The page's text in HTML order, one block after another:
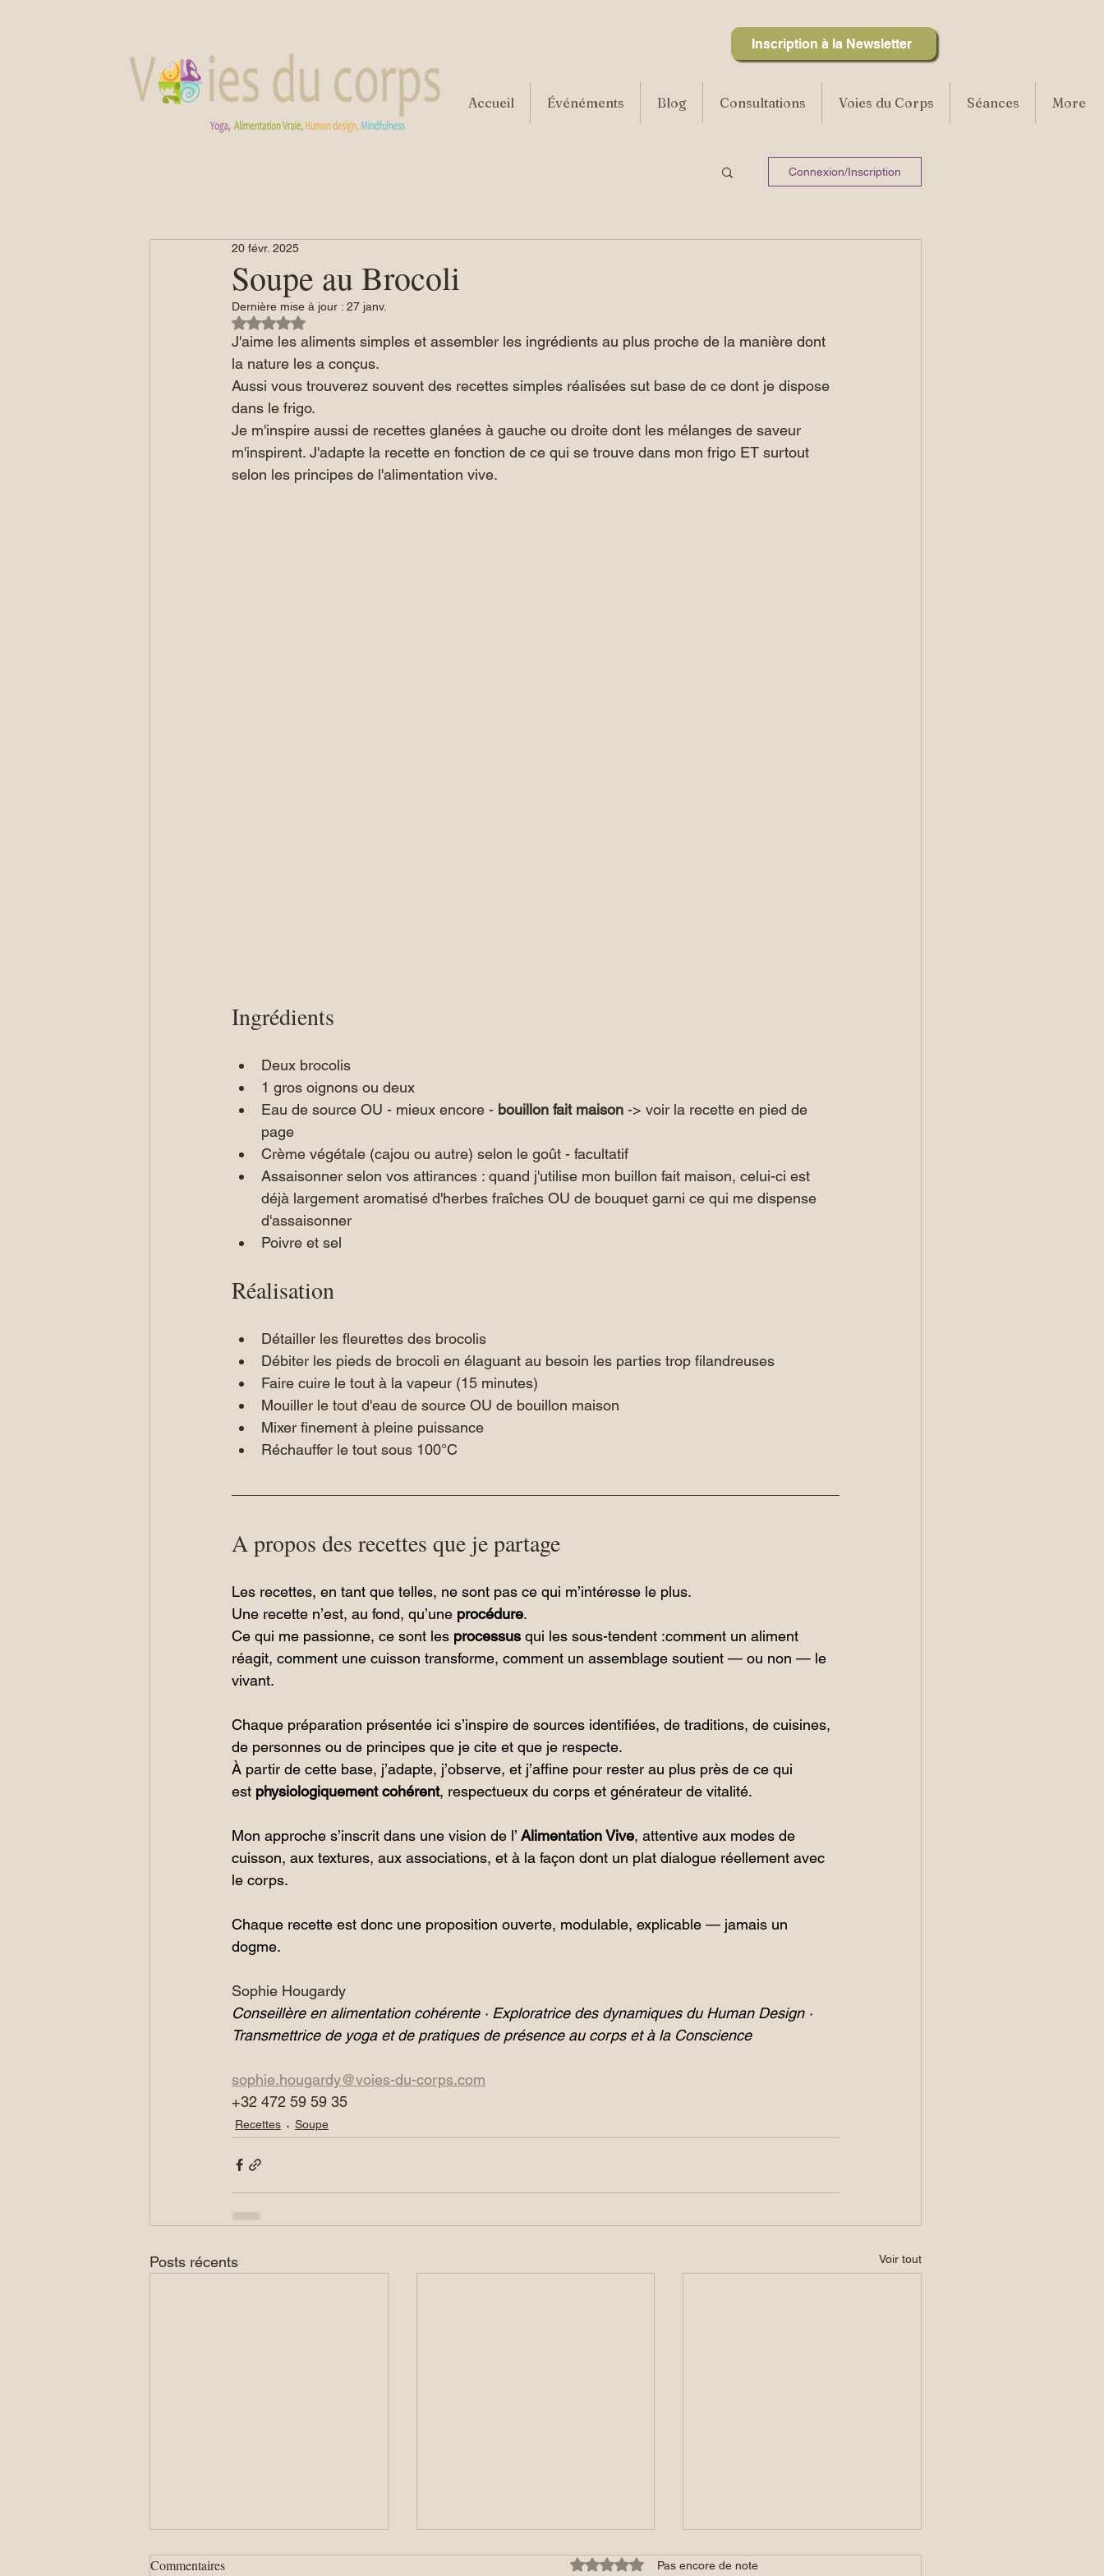
Inscription à la Newsletter
Accueil Événéments Blog Consultations Voies du Corps Séances More
Connexion/Inscription
Soupe au Brocoli
20 févr. 2025
Dernière mise à jour : 27 janv.
Noté NaN étoiles sur 5.
J'aime les aliments simples et assembler les ingrédients au plus proche de la manière dont
la nature les a conçus.
Aussi vous trouverez souvent des recettes simples réalisées sut base de ce dont je dispose
dans le frigo.
Je m'inspire aussi de recettes glanées à gauche ou droite dont les mélanges de saveur
m'inspirent. J'adapte la recette en fonction de ce qui se trouve dans mon frigo ET surtout
selon les principes de l'alimentation vive.
Ingrédients
Deux brocolis
1 gros oignons ou deux
Eau de source OU - mieux encore - bouillon fait maison -> voir la recette en pied de
page
Crème végétale (cajou ou autre) selon le goût - facultatif
Assaisonner selon vos attirances : quand j'utilise mon buillon fait maison, celui-ci est
déjà largement aromatisé d'herbes fraîches OU de bouquet garni ce qui me dispense
d'assaisonner
Poivre et sel
Réalisation
Détailler les fleurettes des brocolis
Débiter les pieds de brocoli en élaguant au besoin les parties trop filandreuses
Faire cuire le tout à la vapeur (15 minutes)
Mouiller le tout d'eau de source OU de bouillon maison
Mixer finement à pleine puissance
Réchauffer le tout sous 100°C
A propos des recettes que je partage
Les recettes, en tant que telles, ne sont pas ce qui m’intéresse le plus.
Une recette n’est, au fond, qu’une procédure.
Ce qui me passionne, ce sont les processus qui les sous-tendent :comment un aliment
réagit, comment une cuisson transforme, comment un assemblage soutient — ou non — le
vivant.
Chaque préparation présentée ici s’inspire de sources identifiées, de traditions, de cuisines,
de personnes ou de principes que je cite et que je respecte.
À partir de cette base, j’adapte, j’observe, et j’affine pour rester au plus près de ce qui
est physiologiquement cohérent, respectueux du corps et générateur de vitalité.
Mon approche s’inscrit dans une vision de l’ Alimentation Vive, attentive aux modes de
cuisson, aux textures, aux associations, et à la façon dont un plat dialogue réellement avec
le corps.
Chaque recette est donc une proposition ouverte, modulable, explicable — jamais un
dogme.
Sophie Hougardy
Conseillère en alimentation cohérente · Exploratrice des dynamiques du Human Design ·
Transmettrice de yoga et de pratiques de présence au corps et à la Conscience
sophie.hougardy@voies-du-corps.com
+32 472 59 59 35
Recettes Soupe
Posts récents Voir tout
Commentaires Noté 0 étoile sur 5.Pas encore de note